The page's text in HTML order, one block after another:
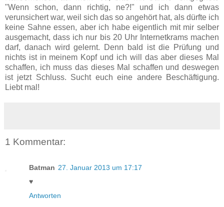
"Wenn schon, dann richtig, ne?!" und ich dann etwas
verunsichert war, weil sich das so angehört hat, als dürfte ich
keine Sahne essen, aber ich habe eigentlich mit mir selber
ausgemacht, dass ich nur bis 20 Uhr Internetkrams machen
darf, danach wird gelernt. Denn bald ist die Prüfung und
nichts ist in meinem Kopf und ich will das aber dieses Mal
schaffen, ich muss das dieses Mal schaffen und deswegen
ist jetzt Schluss. Sucht euch eine andere Beschäftigung.
Liebt mal!
1 Kommentar:
Batman 27. Januar 2013 um 17:17
♥
Antworten